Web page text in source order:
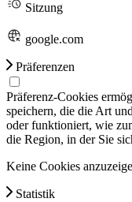
Sitzung
google.com
Präferenzen
Präferenz-Cookies
speichern, die die Art
oder funktioniert, wie
die Region, in der Sie
Keine Cookies
Statistik